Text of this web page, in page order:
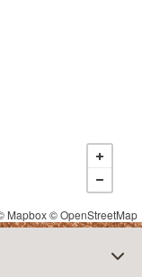
Mapbox©OpenStreetMap